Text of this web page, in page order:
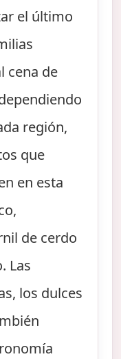
el último
cena de
región,
que
en esta
de cerdo
Las
los dulces